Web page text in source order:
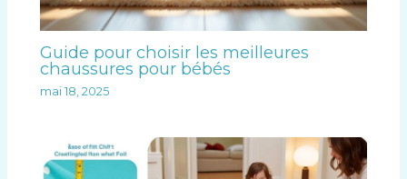
Guide pour choisir les meilleures
chaussures pour bébés
mai 18, 2025